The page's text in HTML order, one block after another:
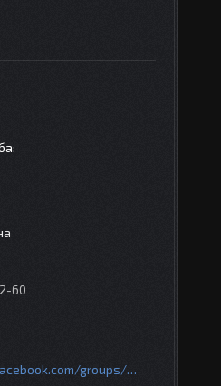
60
https://www.facebook.com/groups/httpsmotoshara.net